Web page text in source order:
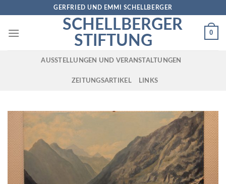
content
GERFRIED UND EMMI SCHELLBERGER
SCHELLBERGER
STIFTUNG
0
AUSSTELLUNGEN UND VERANSTALTUNGEN
ZEITUNGSARTIKEL LINKS